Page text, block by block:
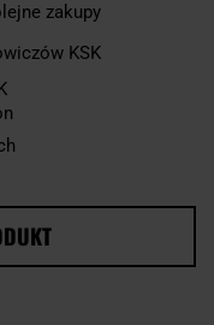
zakupy
KSK